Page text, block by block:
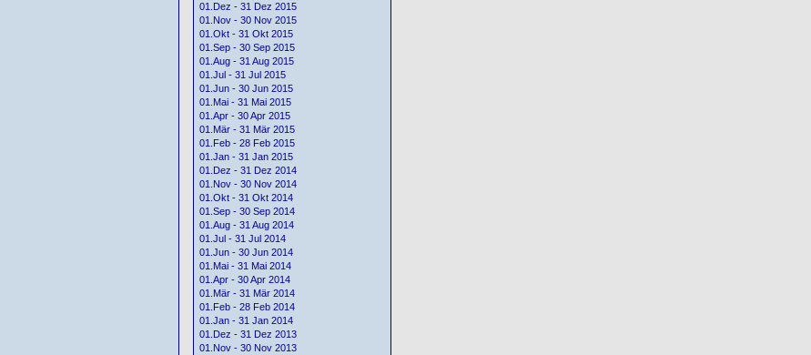
01.Dez - 31 Dez 2015
01.Nov - 30 Nov 2015
01.Okt - 31 Okt 2015
01.Sep - 30 Sep 2015
01.Aug - 31 Aug 2015
01.Jul - 31 Jul 2015
01.Jun - 30 Jun 2015
01.Mai - 31 Mai 2015
01.Apr - 30 Apr 2015
01.Mär - 31 Mär 2015
01.Feb - 28 Feb 2015
01.Jan - 31 Jan 2015
01.Dez - 31 Dez 2014
01.Nov - 30 Nov 2014
01.Okt - 31 Okt 2014
01.Sep - 30 Sep 2014
01.Aug - 31 Aug 2014
01.Jul - 31 Jul 2014
01.Jun - 30 Jun 2014
01.Mai - 31 Mai 2014
01.Apr - 30 Apr 2014
01.Mär - 31 Mär 2014
01.Feb - 28 Feb 2014
01.Jan - 31 Jan 2014
01.Dez - 31 Dez 2013
01.Nov - 30 Nov 2013